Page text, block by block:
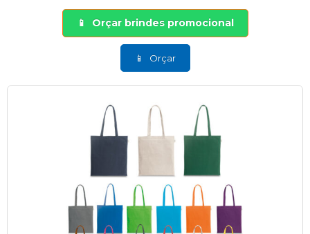
Orçar brindes promocional
Orçar